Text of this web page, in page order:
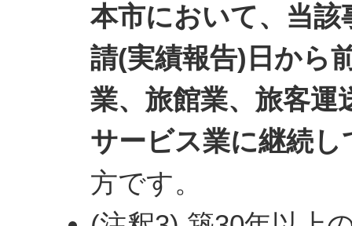
本市において、当該
請(実績報告)日から
業、旅館業、旅客運
サービス業に継続
方です。